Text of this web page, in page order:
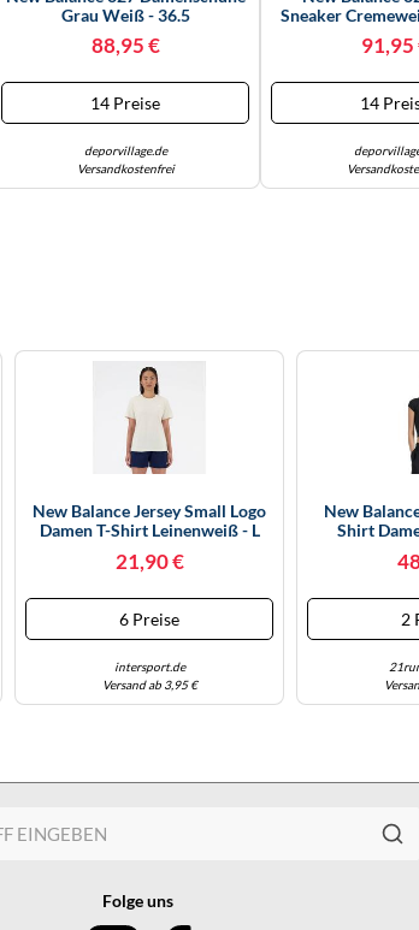
Grau Weiß - 36.5
88,95 €
14 Preise
deporvillage.de
Versandkostenfrei
Sneaker
37.5
91,95
14
New Balance Jersey Small Logo
Damen T-Shirt Leinenweiß - L
21,90 €
6 Preise
intersport.de
Versand ab 3,95 €
New
Shirt
2
Folge uns